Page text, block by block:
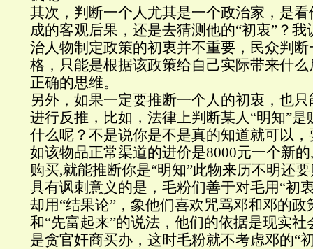
其次，判断一个人尤其是一个政治家，是
成的客观后果，还是去猜测他的“初衷”？
治人物制定政策的初衷并不重要，民众判
格，只能是根据该政策给自己实际带来什
正确的思维。
另外，如果一定要推断一个人的初衷，也
进行反推，比如，法律上判断某人“明知”
什么呢？不是说你是不是真的知道就可以
如该物品正常渠道的进价是8000元一个新
购买,就能推断你是“明知”此物来历不明还
具有讽刺意义的是，毛粉们善于对毛用“初
却用“结果论”，象他们喜欢咒骂邓和邓的
和“先富起来”的说法，他们的依据是现实
是贪官奸商买办，这时毛粉就不考虑邓的“